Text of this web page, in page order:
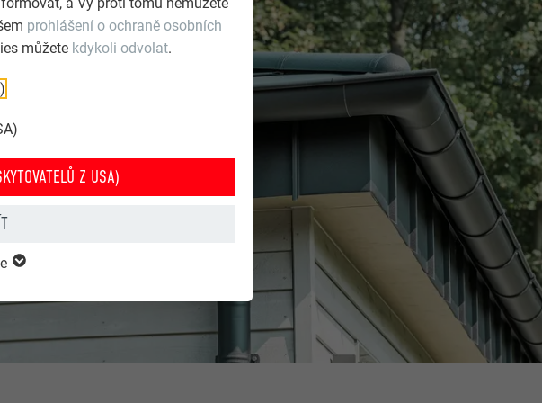
prohlášení o ochraně osobních
můžete kdykoli odvolat.
Z USA)